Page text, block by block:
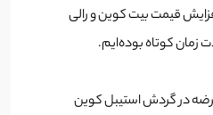
قیمت بیت کوین و رالی
زمان کوتاه بوده‌ایم.
درصد از عرضه در گردش استیبل کوین